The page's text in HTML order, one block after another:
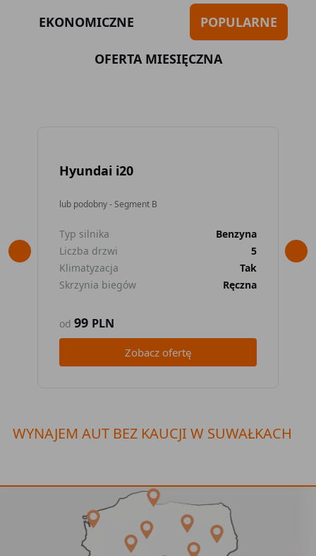
EKONOMICZNE POPULARNE
OFERTA MIESIĘCZNA
Hyundai i20
lub podobny - Segment B
Typ silnika
Benzyna
Liczba drzwi
5
Klimatyzacja
Tak
Skrzynia biegów
Ręczna
od 99 PLN
Zobacz ofertę
WYNAJEM AUT BEZ KAUCJI W SUWAŁKACH